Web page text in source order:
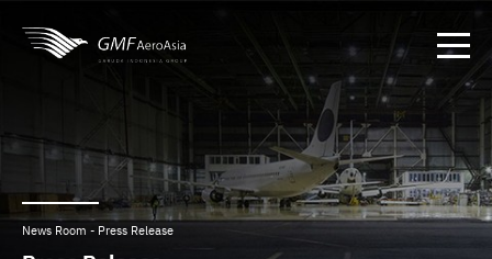
News Room - Press Release